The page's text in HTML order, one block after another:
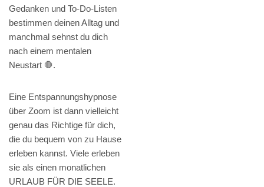
Gedanken und To-Do-Listen
bestimmen deinen Alltag und
manchmal sehnst du dich
nach einem mentalen
Neustart 🛑.
Eine Entspannungshypnose
über Zoom ist dann vielleicht
genau das Richtige für dich,
die du bequem von zu Hause
erleben kannst. Viele erleben
sie als einen monatlichen
URLAUB FÜR DIE SEELE.